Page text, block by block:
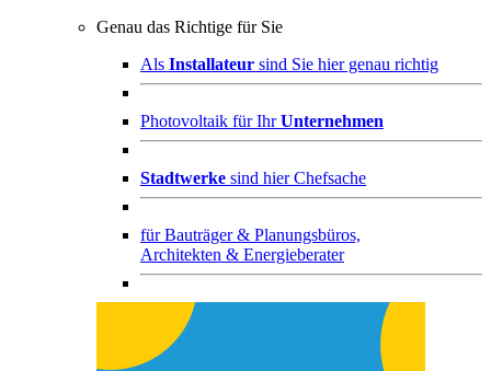
Genau das Richtige für Sie
Als Installateur sind Sie hier genau richtig
Photovoltaik für IhrUnternehmen
Stadtwerke sind hier Chefsache
fürBauträger & Planungsbüros,
Architekten & Energieberater